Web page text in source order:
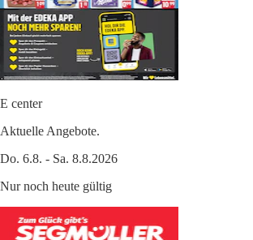
E center
Aktuelle Angebote.
Do. 6.8. - Sa. 8.8.2026
Nur noch heute gültig